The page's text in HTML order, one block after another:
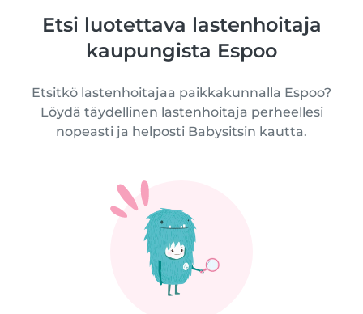
Etsi luotettava lastenhoitaja
kaupungista Espoo
Etsitkö lastenhoitajaa paikkakunnalla Espoo?
Löydä täydellinen lastenhoitaja perheellesi
nopeasti ja helposti Babysitsin kautta.